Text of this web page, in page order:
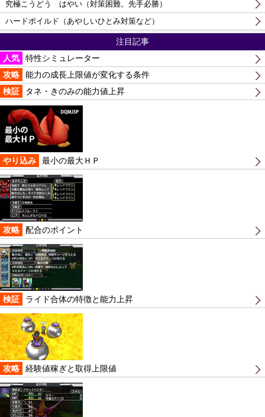
究極こうどう はやい（対策困難。先手必勝）
ハードボイルド（あやしいひとみ対策など）
注目記事
人気
特性シミュレーター
攻略
能力の成長上限値が変化する条件
検証
タネ・きのみの能力値上昇
やり込み 最小の最大ＨＰ
攻略 配合のポイント
検証 ライド合体の特徴と能力上昇
攻略 経験値稼ぎと取得上限値